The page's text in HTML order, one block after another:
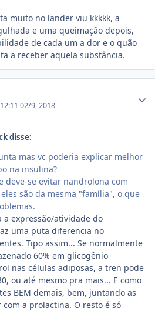
muito no lander viu kkkkk, a
e uma queimação depois,
de cada um a dor e o quão
a receber aquela substância.
02/9, 2018
disse:
mas vc poderia explicar melhor
na insulina?
deve-se evitar nandrolona com
são da mesma "família", o que
a expressão/atividade do
uma puta diferencia no
Tipo assim... Se normalmente
60% em glicogênio
nas células adiposas, a tren pode
ou até mesmo pra mais... E como
BEM demais, bem, juntando as
a prolactina. O resto é só